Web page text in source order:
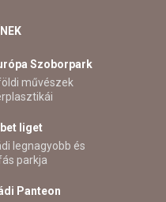
Szoborpark
művészek
liget
legnagyobb és
parkja
Panteon